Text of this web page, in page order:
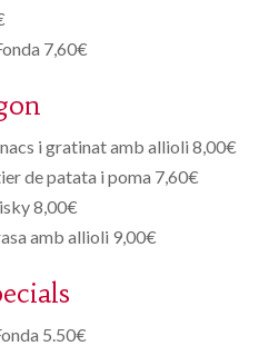
7,60€
i gratinat amb allioli 8,00€
de patata i poma 7,60€
8,00€
amb allioli 9,00€
5.50€